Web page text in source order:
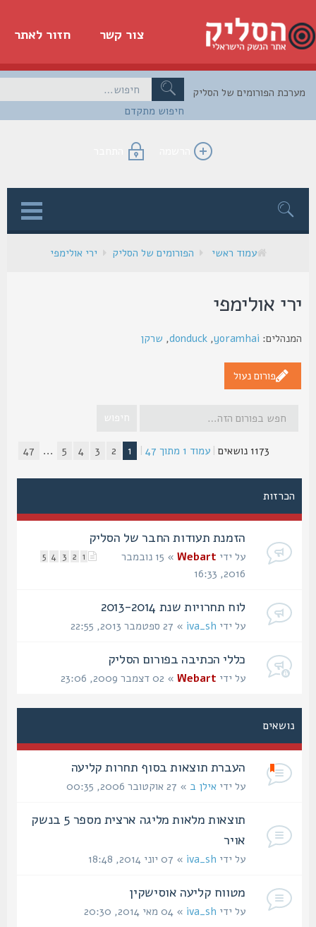
חזור לאתר צור קשר
חיפוש מתקדם
הפורומים של הסליק
הרשמה התחבר
עמוד ראשי הפורומים של הסליק ירי אולימפי
אולימפי
yoramhai
,
donduck
,שרקן
פורום נעול
|עמוד1מתוך47
|
1
5
...
47
הכרזות
הזמנת תעודות החבר של הסליק
2
3
4
5 על ידיWebart
» 15 נובמבר
לוח תחרויות שנת 2013-2014
על ידיiva_sh» 27 ספטמבר 2013, 22:55
כללי הכתיבה בפורום הסליק
על ידיWebart» 02 דצמבר 2009, 23:06
נושאים
העברת תוצאות בסוף תחרות קליעה
על ידיאילן ב» 27 אוקטובר 2006, 00:35
תוצאות מלאות מליגה ארצית מספר 5 בנשק
על ידיiva_sh» 07 יוני 2014, 18:48
מטווח קליעה אוסישקין‏
על ידיiva_sh» 04 מאי 2014, 20:30